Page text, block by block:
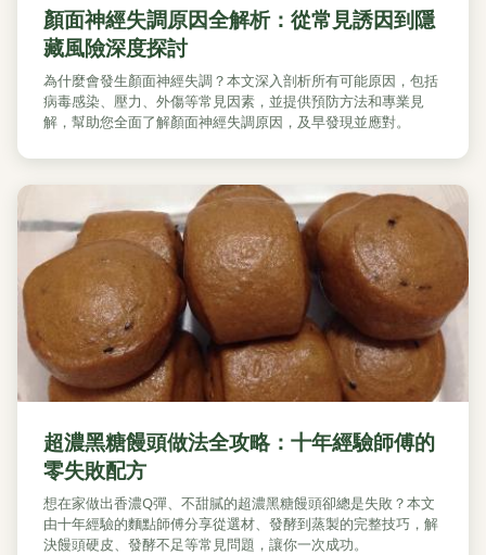
顏面神經失調原因全解析：從常見誘因到隱
藏風險深度探討
為什麼會發生顏面神經失調？本文深入剖析所有可能原因，包括
病毒感染、壓力、外傷等常見因素，並提供預防方法和專業見
解，幫助您全面了解顏面神經失調原因，及早發現並應對。
超濃黑糖饅頭做法全攻略：十年經驗師傅的
零失敗配方
想在家做出香濃Q彈、不甜膩的超濃黑糖饅頭卻總是失敗？本文
由十年經驗的麵點師傅分享從選材、發酵到蒸製的完整技巧，解
決饅頭硬皮、發酵不足等常見問題，讓你一次成功。